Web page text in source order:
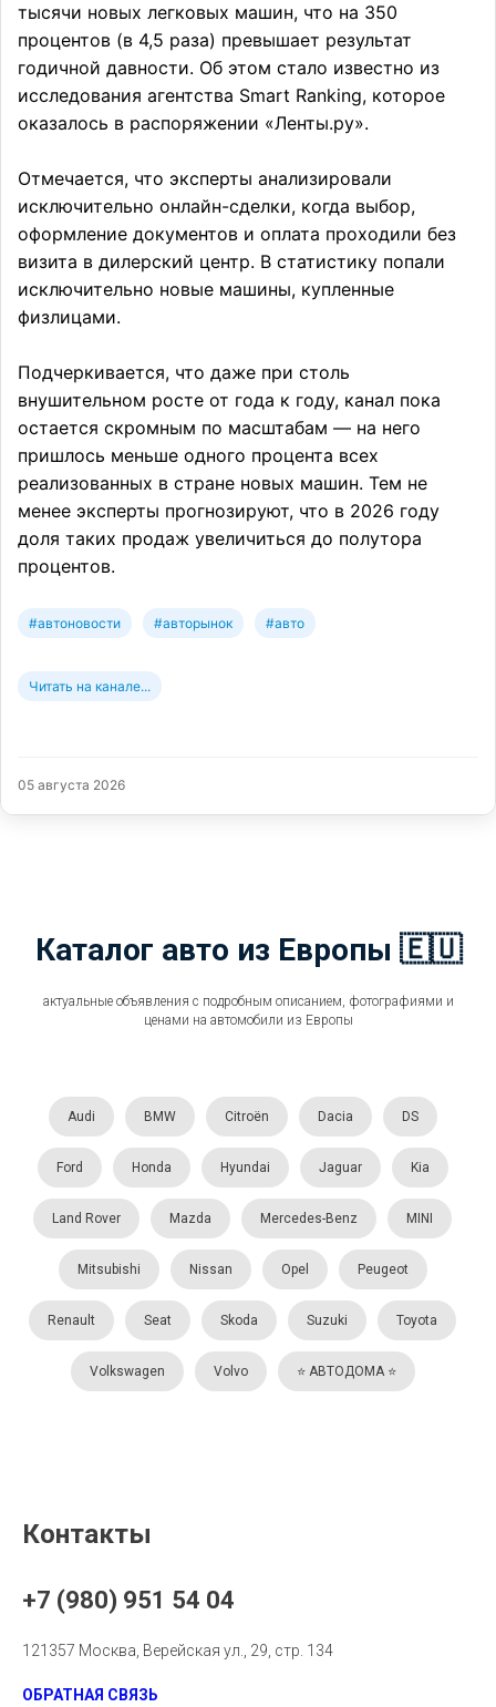
тысячи новых легковых машин, что на 350
процентов (в 4,5 раза) превышает результат
годичной давности. Об этом стало известно из
исследования агентства Smart Ranking, которое
оказалось в распоряжении «Ленты.ру».
Отмечается, что эксперты анализировали
исключительно онлайн-сделки, когда выбор,
оформление документов и оплата проходили без
визита в дилерский центр. В статистику попали
исключительно новые машины, купленные
физлицами.
Подчеркивается, что даже при столь
внушительном росте от года к году, канал пока
остается скромным по масштабам — на него
пришлось меньше одного процента всех
реализованных в стране новых машин. Тем не
менее эксперты прогнозируют, что в 2026 году
доля таких продаж увеличиться до полутора
процентов.
#автоновости #авторынок #авто
Читать на канале...
05 августа 2026
Каталог авто из Европы 🇪🇺
актуальные объявления с подробным описанием, фотографиями и
ценами на автомобили из Европы
Audi BMW Citroën Dacia DS
Ford Honda Hyundai Jaguar Kia
Land Rover Mazda Mercedes-Benz MINI
Mitsubishi Nissan Opel Peugeot
Renault Seat Skoda Suzuki Toyota
Volkswagen Volvo ⭐️ АВТОДОМА ⭐️
Контакты
+7 (980) 951 54 04
121357 Москва, Верейская ул., 29, стр. 134
ОБРАТНАЯ СВЯЗЬ